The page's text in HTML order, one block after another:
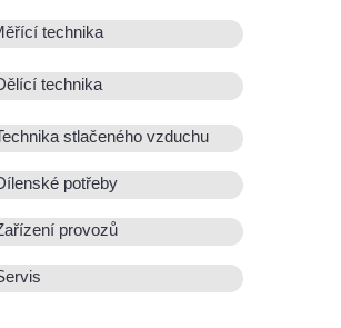
technika
technika
stlačeného vzduchu
potřeby
provozů